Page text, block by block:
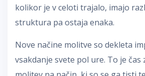
kolikor je v celoti trajalo, imajo
struktura pa ostaja enaka.
Nove načine molitve so dekleta
vsakdanje svete pol ure. To je čas